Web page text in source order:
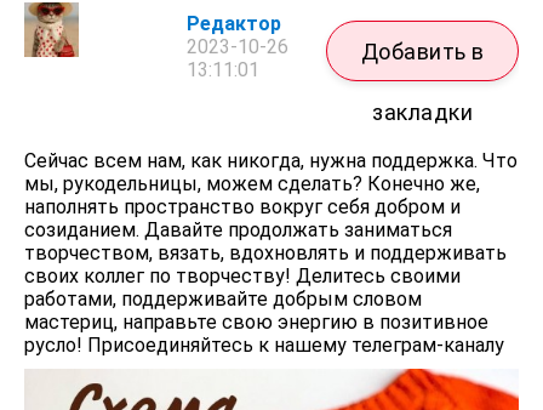
Редактор
2023-10-26
13:11:01
Добавить в
закладки
Сейчас всем нам, как никогда, нужна поддержка. Что
мы, рукодельницы, можем сделать? Конечно же,
наполнять пространство вокруг себя добром и
созиданием. Давайте продолжать заниматься
творчеством, вязать, вдохновлять и поддерживать
своих коллег по творчеству! Делитесь своими
работами, поддерживайте добрым словом
мастериц, направьте свою энергию в позитивное
русло! Присоединяйтесь к нашему телеграм-каналу